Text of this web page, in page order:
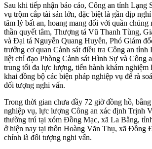
Sau khi tiếp nhận báo cáo, Công an tỉnh Lạng
vụ trộm cắp tài sản lớn, đặc biệt là gần dịp
tâm lý bất an, hoang mang đối với quần chúng
thần quyết tâm, Thượng tá Vũ Thanh Tùng,
và Đại tá Nguyễn Quang Huyên, Phó Giám
trưởng cơ quan Cảnh sát điều tra Công an tỉnh
liệt chỉ đạo Phòng Cảnh sát Hình Sự và Công
trung tối đa lực lượng, tiến hành khám nghiệm
khai đồng bộ các biện pháp nghiệp vụ để rà
đối tượng nghi vấn.
Trong thời gian chưa đầy 72 giờ đồng hồ,
nghiệp vụ, lực lượng Công an xác định Trịnh
thường trú tại xóm Đồng Mạc, xã La Bằng,
ở hiện nay tại thôn Hoàng Văn Thụ, xã Đồng
chính là đối tượng nghi vấn.